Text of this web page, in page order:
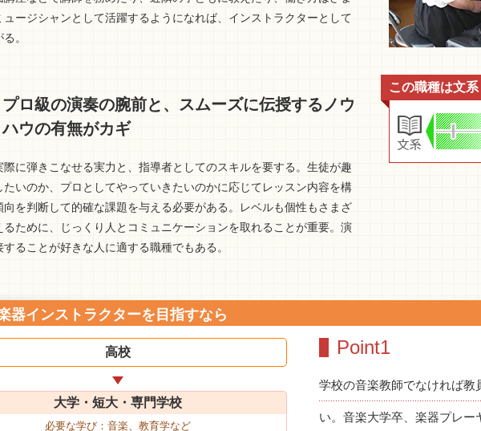
ュージシャンとして活躍するようになれば、インストラクターとして
。
プロ級の演奏の腕前と、スムーズに伝授するノウ
ハウの有無がカギ
際に弾きこなせる実力と、指導者としてのスキルを要する。生徒が趣
たいのか、プロとしてやっていきたいのかに応じてレッスン内容を構
向を判断して的確な課題を与える必要がある。レベルも個性もさまざ
るために、じっくり人とコミュニケーションを取れることが重要。演
ることが好きな人に適する職種でもある。
この職種は文
器インストラクターを目指すなら
高校
大学・短大・専門学校
必要な学び：音楽、教育学など
Point1
学校の音楽教師でなければ
い。音楽大学卒、楽器プレ